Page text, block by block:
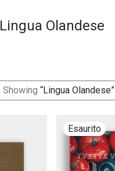
Lingua Olandese
Showing “Lingua Olandese”